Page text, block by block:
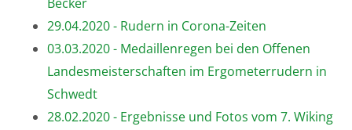
29.04.2020 - Rudern in Corona-Zeiten
03.03.2020 - Medaillenregen bei den Offenen
Landesmeisterschaften im Ergometerrudern in
Schwedt
28.02.2020 - Ergebnisse und Fotos vom 7. Wiking